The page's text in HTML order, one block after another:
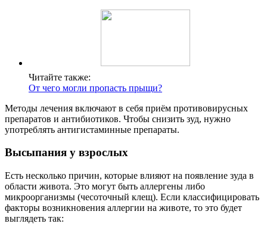
Читайте также:
От чего могли пропасть прыщи?
Методы лечения включают в себя приём противовирусных
препаратов и антибиотиков. Чтобы снизить зуд, нужно
употреблять антигистаминные препараты.
Высыпания у взрослых
Есть несколько причин, которые влияют на появление зуда в
области живота. Это могут быть аллергены либо
микроорганизмы (чесоточный клещ). Если классифицировать
факторы возникновения аллергии на животе, то это будет
выглядеть так: